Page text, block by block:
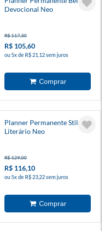
Devocional Neo
R$ 117,30
R$ 105,60
ou 5x de R$ 21,12 sem juros
Planner Permanente Stilo
Literário Neo
R$ 129,00
R$ 116,10
ou 5x de R$ 23,22 sem juros